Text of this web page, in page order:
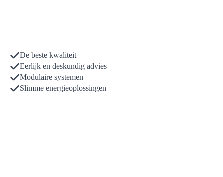
De beste kwaliteit
Eerlijk en deskundig advies
Modulaire systemen
Slimme energieoplossingen